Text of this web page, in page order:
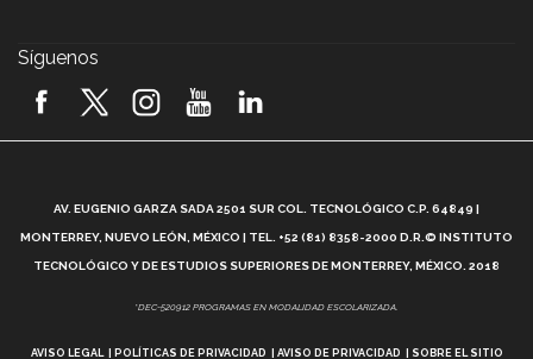
2026! (video)
¿Cómo es el Modelo Educativo Tec? (video)
Vida Tec: Feminismo e Inteligencia Artificial, Paola
Síguenos
AV. EUGENIO GARZA SADA 2501 SUR COL. TECNOLÓGICO C.P. 64849 |
MONTERREY, NUEVO LEÓN, MÉXICO | TEL. +52 (81) 8358-2000 D.R.© INSTITUTO
TECNOLÓGICO Y DE ESTUDIOS SUPERIORES DE MONTERREY, MÉXICO. 2018
*DEC-520912 PROGRAMAS EN MODALIDAD ESCOLARIZADA.
AVISO LEGAL POLÍTICAS DE PRIVACIDAD AVISO DE PRIVACIDAD SOBRE EL SITIO